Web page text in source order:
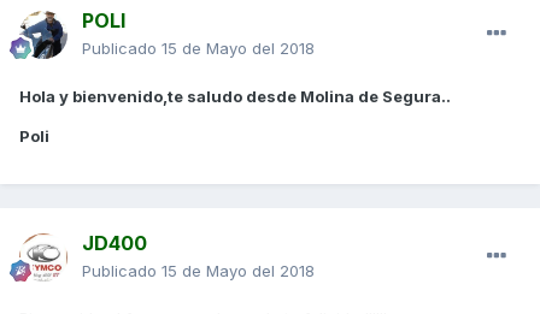
POLI
Publicado 15 de Mayo del 2018
Hola y bienvenido,te saludo desde Molina de Segura..
Poli
JD400
Publicado 15 de Mayo del 2018